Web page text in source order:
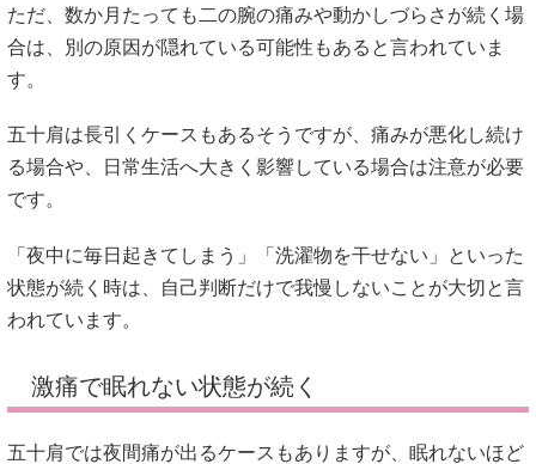
ただ、数か月たっても二の腕の痛みや動かしづらさが続く場
合は、別の原因が隠れている可能性もあると言われていま
す。
五十肩は長引くケースもあるそうですが、痛みが悪化し続け
る場合や、日常生活へ大きく影響している場合は注意が必要
です。
「夜中に毎日起きてしまう」「洗濯物を干せない」といった
状態が続く時は、自己判断だけで我慢しないことが大切と言
われています。
激痛で眠れない状態が続く
五十肩では夜間痛が出るケースもありますが、眠れないほど